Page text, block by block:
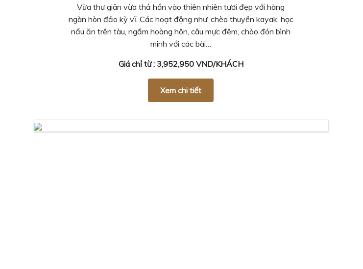
Vừa thư giãn vừa thả hồn vào thiên nhiên tươi đẹp với hàng
ngàn hòn đảo kỳ vĩ. Các hoạt động như: chèo thuyền kayak, học
nấu ăn trên tàu, ngắm hoàng hôn, câu mực đêm, chào đón bình
minh với các bài…
Giá chỉ từ : 3,952,950 VND/KHÁCH
Xem chi tiết